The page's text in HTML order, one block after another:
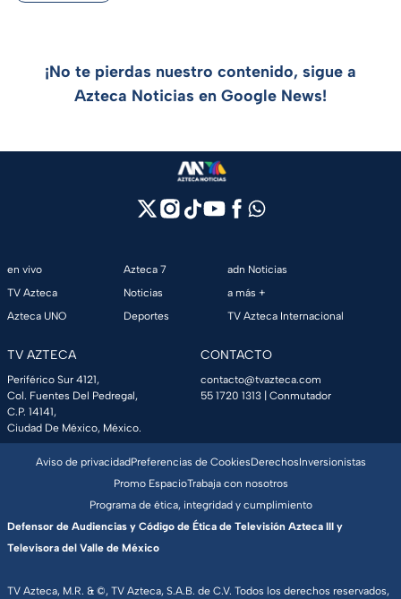
¡No te pierdas nuestro contenido, sigue a
Azteca Noticias en Google News!
en vivo
TV Azteca
Azteca UNO
Azteca 7
Noticias
Deportes
adn Noticias
a más +
TV Azteca Internacional
TV AZTECA
Periférico Sur 4121,
Col. Fuentes Del Pedregal,
C.P. 14141,
Ciudad De México, México.
CONTACTO
contacto@tvazteca.com
55 1720 1313 | Conmutador
TV Azteca, M.R. & ©, TV Azteca, S.A.B. de C.V. Todos los derechos reservados,
Aviso de privacidadPreferencias de CookiesDerechosInversionistas
Promo EspacioTrabaja con nosotros
Programa de ética, integridad y cumplimiento
Defensor de Audiencias y Código de Ética de Televisión Azteca III y
Televisora del Valle de México